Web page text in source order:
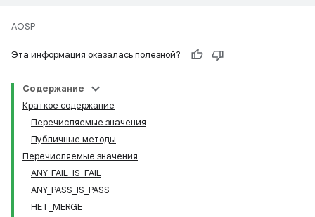
AOSP
Эта информация оказалась полезной?
Содержание
Краткое содержание
Перечисляемые значения
Публичные методы
Перечисляемые значения
ANY_FAIL_IS_FAIL
ANY_PASS_IS_PASS
НЕТ_MERGE